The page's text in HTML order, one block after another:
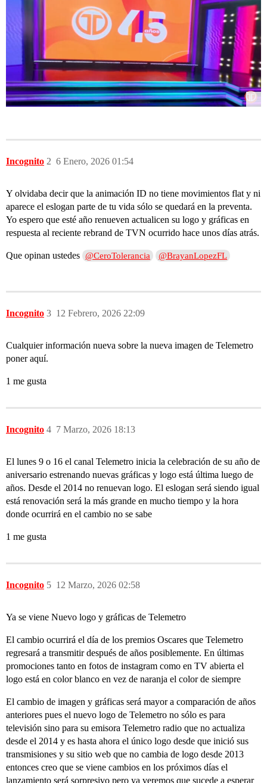
Incognito 6 Enero, 2026 01:54
2
Y olvidaba decir que la animación ID no tiene movimientos flat y ni
aparece el eslogan parte de tu vida sólo se quedará en la preventa.
Yo espero que esté año renueven actualicen su logo y gráficas en
respuesta al reciente rebrand de TVN ocurrido hace unos días atrás.
Que opinan ustedes @CeroTolerancia @BrayanLopezFL
Incognito 12 Febrero, 2026 22:09
3
Cualquier información nueva sobre la nueva imagen de Telemetro
poner aquí.
1 me gusta
Incognito 7 Marzo, 2026 18:13
4
El lunes 9 o 16 el canal Telemetro inicia la celebración de su año de
aniversario estrenando nuevas gráficas y logo está última luego de
años. Desde el 2014 no renuevan logo. El eslogan será siendo igual
está renovación será la más grande en mucho tiempo y la hora
donde ocurrirá en el cambio no se sabe
1 me gusta
Incognito 12 Marzo, 2026 02:58
5
Ya se viene Nuevo logo y gráficas de Telemetro
El cambio ocurrirá el día de los premios Oscares que Telemetro
regresará a transmitir después de años posiblemente. En últimas
promociones tanto en fotos de instagram como en TV abierta el
logo está en color blanco en vez de naranja el color de siempre
El cambio de imagen y gráficas será mayor a comparación de años
anteriores pues el nuevo logo de Telemetro no sólo es para
televisión sino para su emisora Telemetro radio que no actualiza
desde el 2014 y es hasta ahora el único logo desde que inició sus
transmisiones y su sitio web que no cambia de logo desde 2013
entonces creo que se viene cambios en los próximos días el
lanzamiento será sorpresivo pero ya veremos que sucede a esperar